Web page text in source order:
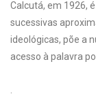
Calcutá, em 1926,
sucessivas
ideológicas, põe a
acesso à palavra